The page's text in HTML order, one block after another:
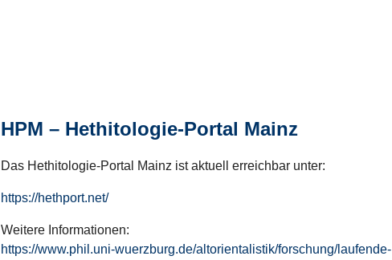
HPM – Hethitologie-Portal Mainz
Das Hethitologie-Portal Mainz ist aktuell erreichbar unter:
https://hethport.net/
Weitere Informationen:
https://www.phil.uni-wuerzburg.de/altorientalistik/forschung/laufende-